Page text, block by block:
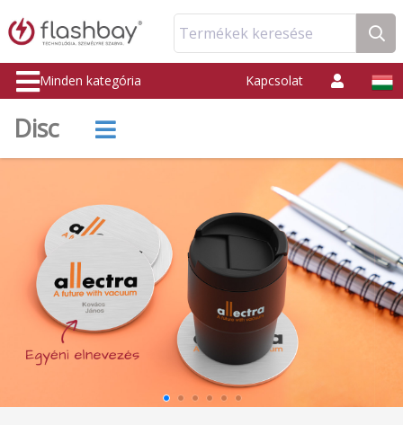
Termékek keresése
Minden kategória Kapcsolat
Disc